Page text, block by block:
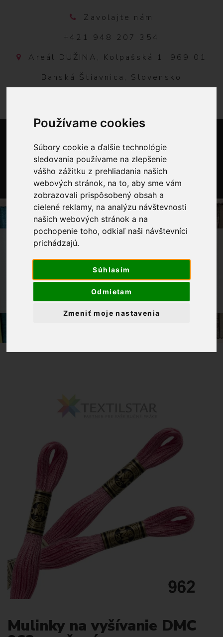
Používame cookies
Súbory cookie a ďalšie technológie
sledovania používame na zlepšenie
vášho zážitku z prehliadania našich
webových stránok, na to, aby sme vám
zobrazovali prispôsobený obsah a
cielené reklamy, na analýzu návštevnosti
našich webových stránok a na
pochopenie toho, odkiaľ naši návštevníci
prichádzajú.
Súhlasím
Odmietam
Zmeniť moje nastavenia
Zavolajte nám
+421 948 207 354
Areál DUŽINA, Kolpašská 1, 969 01
Banská Štiavnica, Slovensko
OBCHOD
VYŠÍVACIE PRIADZE
DMC MOULINÉ SPÉCIAL
MULINKY NA VYŠÍVANIE DMC 962 -
RUŽOVÁ
Mulinky na vyšívanie DMC